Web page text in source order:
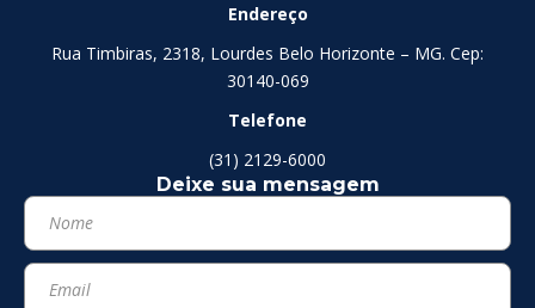
Endereço
Rua Timbiras, 2318, Lourdes Belo Horizonte – MG. Cep:
30140-069
Telefone
(31) 2129-6000
Deixe sua mensagem